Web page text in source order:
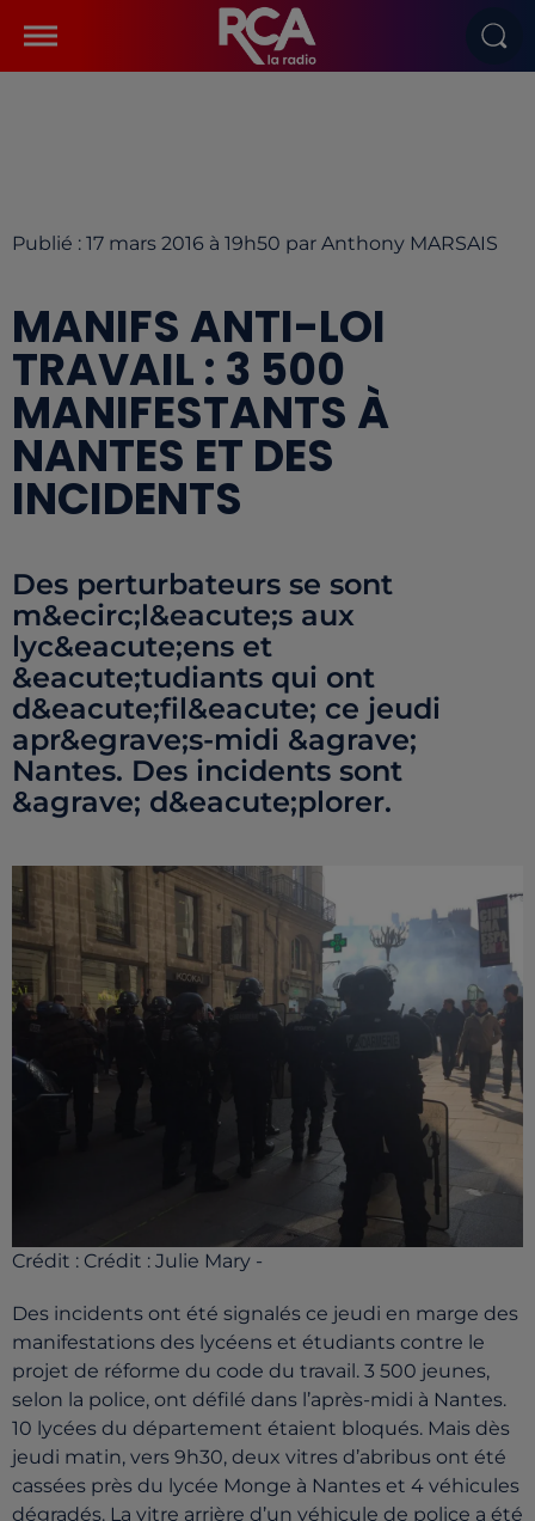
Publié : 17 mars 2016 à 19h50 par Anthony MARSAIS
MANIFS ANTI-LOI
TRAVAIL : 3 500
MANIFESTANTS À
NANTES ET DES
INCIDENTS
Des perturbateurs se sont
m&ecirc;l&eacute;s aux
lyc&eacute;ens et
&eacute;tudiants qui ont
d&eacute;fil&eacute; ce jeudi
apr&egrave;s-midi &agrave;
Nantes. Des incidents sont
&agrave; d&eacute;plorer.
Crédit : Crédit : Julie Mary -
Des incidents ont été signalés ce jeudi en marge des
manifestations des lycéens et étudiants contre le
projet de réforme du code du travail. 3 500 jeunes,
selon la police, ont défilé dans l’après-midi à Nantes.
10 lycées du département étaient bloqués. Mais dès
jeudi matin, vers 9h30, deux vitres d’abribus ont été
cassées près du lycée Monge à Nantes et 4 véhicules
dégradés. La vitre arrière d’un véhicule de police a été